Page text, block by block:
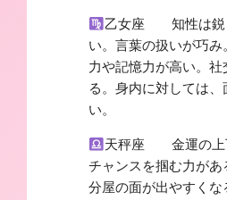
乙女座 知性は鋭
い。言葉の扱いが巧
力や記憶力が高い。社
る。身内に対しては、
い。
天秤座 金運の上
チャンスを掴む力があ
分屋の面が出やすくな